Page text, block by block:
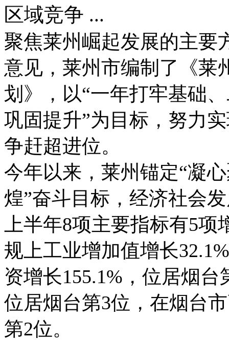
区域竞争 ...
聚焦莱州崛起发展的主要
意见，莱州市编制了《莱
划》，以“一年打牢基础
巩固提升”为目标，努力
争赶超进位。
今年以来，莱州锚定“凝
煌”奋斗目标，经济社会
上半年8项主要指标有5
规上工业增加值增长
资增长155.1%，位居烟
位居烟台第3位，在烟台
第2位。